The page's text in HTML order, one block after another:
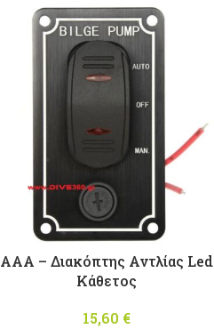
AAA – Διακόπτης Αντλίας Led
Κάθετος
15,60 €